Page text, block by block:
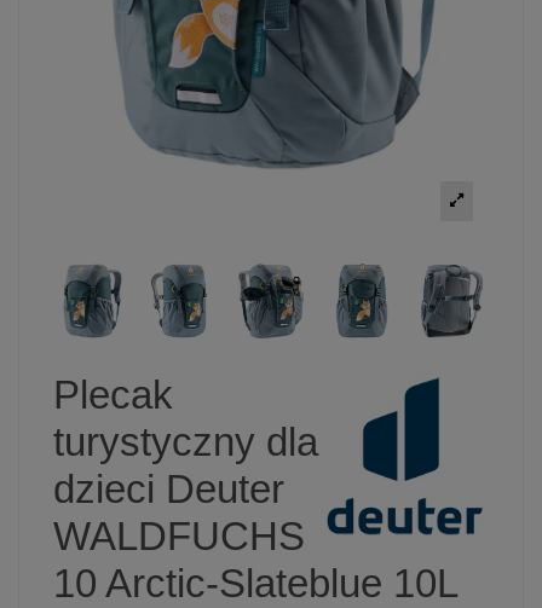
Plecak
turystyczny dla
dzieci Deuter
WALDFUCHS
10 Arctic-Slateblue 10L